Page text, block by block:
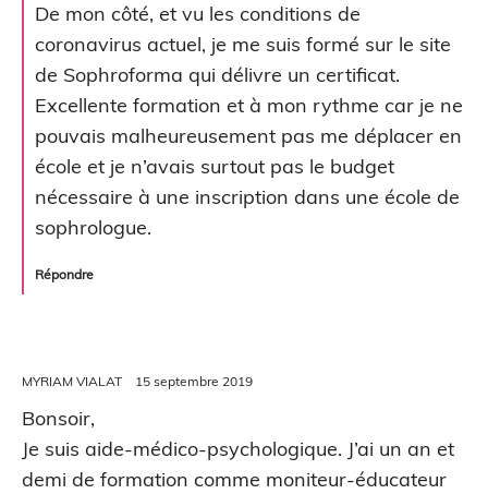
De mon côté, et vu les conditions de
coronavirus actuel, je me suis formé sur le site
de Sophroforma qui délivre un certificat.
Excellente formation et à mon rythme car je ne
pouvais malheureusement pas me déplacer en
école et je n’avais surtout pas le budget
nécessaire à une inscription dans une école de
sophrologue.
Répondre
MYRIAM VIALAT 15 septembre 2019
Bonsoir,
Je suis aide-médico-psychologique. J’ai un an et
demi de formation comme moniteur-éducateur